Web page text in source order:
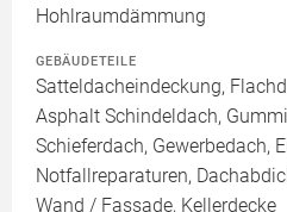
Hohlraumdämmung
GEBÄUDETEILE
Satteldacheindeckung,
Asphalt Schindeldach,
Schieferdach, Gewerbedach,
Notfallreparaturen,
Wand / Fassade, Kellerdecke